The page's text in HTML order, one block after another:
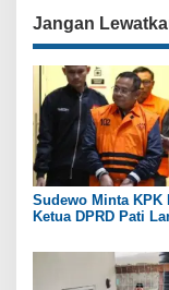
i
g
a
s
i
p
o
s
Jangan
Sudewo Minta KPK
Ketua DPRD Pati